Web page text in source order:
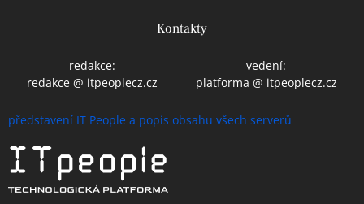
Kontakty
redakce:
redakce @ itpeoplecz.cz
vedení:
platforma @ itpeoplecz.cz
představení IT People a popis obsahu všech serverů